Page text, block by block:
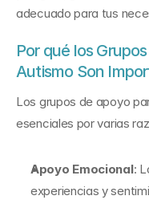
adecuado para tus
Por qué los
Autismo Son
Los grupos de apoyo
esenciales por varias
Apoyo Emocional:
experiencias y